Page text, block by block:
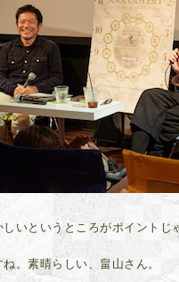
いというところがポイントじ
。素晴らしい、畠山さん。